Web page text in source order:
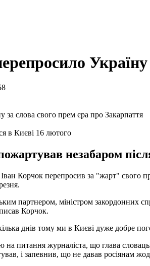
Україну
в Києві 16 лютого
незабаром
Корчок перепросив за "жарт" свого
партнером, міністром
Корчок.
днів тому ми в Києві дуже добре
на питання журналіста, що глава
і запевнив, що не давав росіянам